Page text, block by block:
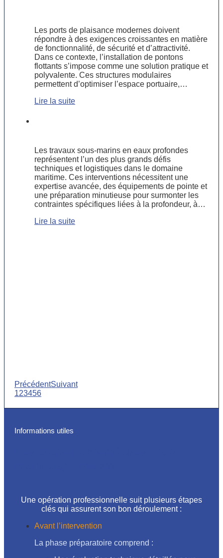
Les ports de plaisance modernes doivent
répondre à des exigences croissantes en matière
de fonctionnalité, de sécurité et d’attractivité.
Dans ce contexte, l’installation de pontons
flottants s’impose comme une solution pratique et
polyvalente. Ces structures modulaires
permettent d’optimiser l’espace portuaire,…
Lire la suite
Les travaux sous-marins en eaux profondes
représentent l’un des plus grands défis
techniques et logistiques dans le domaine
maritime. Ces interventions nécessitent une
expertise avancée, des équipements de pointe et
une préparation minutieuse pour surmonter les
contraintes spécifiques liées à la profondeur, à…
Lire la suite
PrécédentSuivant
123456
Informations utiles
Une opération professionnelle suit plusieurs étapes
clés qui assurent son bon déroulement :
Avant l’intervention
La phase préparatoire comprend :